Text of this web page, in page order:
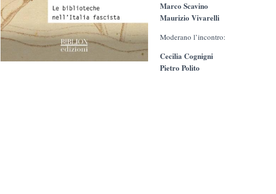
Marco Scavino
Maurizio Vivarelli
Moderano l’incontro:
Cecilia Cognigni
Pietro Polito